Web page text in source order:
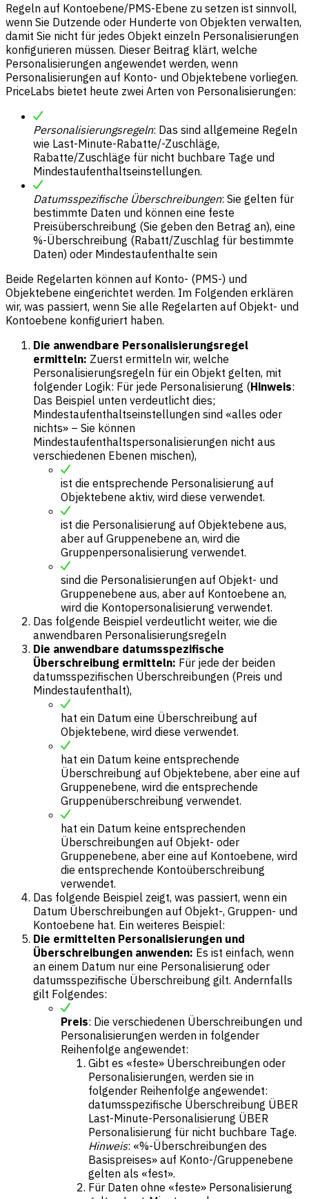
Regeln auf Kontoebene/PMS-Ebene zu setzen ist sinnvoll,
wenn Sie Dutzende oder Hunderte von Objekten verwalten,
damit Sie nicht für jedes Objekt einzeln Personalisierungen
konfigurieren müssen. Dieser Beitrag klärt, welche
Personalisierungen angewendet werden, wenn
Personalisierungen auf Konto- und Objektebene vorliegen.
PriceLabs bietet heute zwei Arten von Personalisierungen:
Personalisierungsregeln: Das sind allgemeine Regeln
wie Last-Minute-Rabatte/-Zuschläge,
Rabatte/Zuschläge für nicht buchbare Tage und
Mindestaufenthaltseinstellungen.
Datumsspezifische Überschreibungen: Sie gelten für
bestimmte Daten und können eine feste
Preisüberschreibung (Sie geben den Betrag an), eine
%-Überschreibung (Rabatt/Zuschlag für bestimmte
Daten) oder Mindestaufenthalte sein
Beide Regelarten können auf Konto- (PMS-) und
Objektebene eingerichtet werden. Im Folgenden erklären
wir, was passiert, wenn Sie alle Regelarten auf Objekt- und
Kontoebene konfiguriert haben.
Die anwendbare Personalisierungsregel
ermitteln: Zuerst ermitteln wir, welche
Personalisierungsregeln für ein Objekt gelten, mit
folgender Logik: Für jede Personalisierung (Hinweis:
Das Beispiel unten verdeutlicht dies;
Mindestaufenthaltseinstellungen sind «alles oder
nichts» – Sie können
Mindestaufenthaltspersonalisierungen nicht aus
verschiedenen Ebenen mischen),
ist die entsprechende Personalisierung auf
Objektebene aktiv, wird diese verwendet.
ist die Personalisierung auf Objektebene aus,
aber auf Gruppenebene an, wird die
Gruppenpersonalisierung verwendet.
sind die Personalisierungen auf Objekt- und
Gruppenebene aus, aber auf Kontoebene an,
wird die Kontopersonalisierung verwendet.
Das folgende Beispiel verdeutlicht weiter, wie die
anwendbaren Personalisierungsregeln
Die anwendbare datumsspezifische
Überschreibung ermitteln: Für jede der beiden
datumsspezifischen Überschreibungen (Preis und
Mindestaufenthalt),
hat ein Datum eine Überschreibung auf
Objektebene, wird diese verwendet.
hat ein Datum keine entsprechende
Überschreibung auf Objektebene, aber eine auf
Gruppenebene, wird die entsprechende
Gruppenüberschreibung verwendet.
hat ein Datum keine entsprechenden
Überschreibungen auf Objekt- oder
Gruppenebene, aber eine auf Kontoebene, wird
die entsprechende Kontoüberschreibung
verwendet.
Das folgende Beispiel zeigt, was passiert, wenn ein
Datum Überschreibungen auf Objekt-, Gruppen- und
Kontoebene hat. Ein weiteres Beispiel:
Die ermittelten Personalisierungen und
Überschreibungen anwenden: Es ist einfach, wenn
an einem Datum nur eine Personalisierung oder
datumsspezifische Überschreibung gilt. Andernfalls
gilt Folgendes:
Preis: Die verschiedenen Überschreibungen und
Personalisierungen werden in folgender
Reihenfolge angewendet:
Gibt es «feste» Überschreibungen oder
Personalisierungen, werden sie in
folgender Reihenfolge angewendet:
datumsspezifische Überschreibung ÜBER
Last-Minute-Personalisierung ÜBER
Personalisierung für nicht buchbare Tage.
Hinweis: «%-Überschreibungen des
Basispreises» auf Konto-/Gruppenebene
gelten als «fest».
Für Daten ohne «feste» Personalisierung